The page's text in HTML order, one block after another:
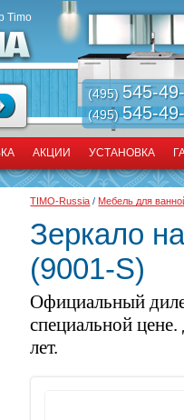
Timo
(495) 545-
(495)545-
АКЦИИ УСТАНОВКА
TIMO-Russia / Мебель для
Зеркало
(9001-S)
Официальный
специальной
лет.